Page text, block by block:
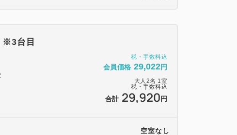
数変更も含む)には下記の取消料が必要となり
税・手数料込
会員価格 29,022円
大人 2名 1室
税・手数料込
合計 29,920 円
※3台目
空室なし